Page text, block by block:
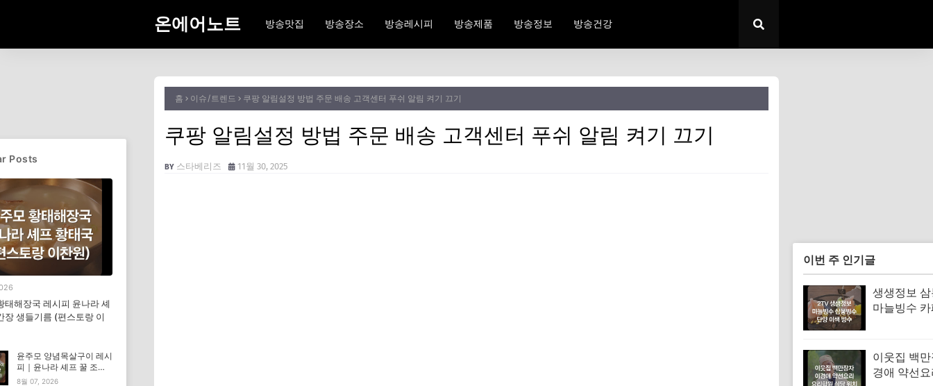
온에어노트 방송맛집 방송장소 방송레시피 방송제품 방송정보 방송건강
홈 이슈/트렌드 쿠팡 알림설정 방법 주문 배송 고객센터 푸쉬 알림 켜기 끄기
쿠팡 알림설정 방법 주문 배송 고객센터 푸쉬 알림 켜기 끄기
스타베리즈 11월 30, 2025
이번 주 인기글
생생정보
마늘빙수
독하다 독해
이웃집 백
경애 약선
Posts
태해장국 레시피 윤나라 셰
장 생들기름 (편스토랑 이
윤주모 양념목살구이 레시
피｜윤나라 셰프 꿀 조선
간장 정보 (편스토랑 이찬
8월 07, 2026